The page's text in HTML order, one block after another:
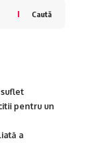
Caută
pentru un
a